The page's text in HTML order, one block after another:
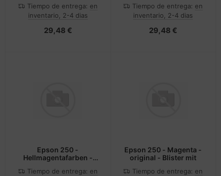
Tiempo de entrega: en
inventario, 2-4 dias
29,48 €
Tiempo de entrega: en
inventario, 2-4 dias
29,48 €
Epson 250 -
Hellmagentafarben -
Tiempo de entrega: en
Epson 250 - Magenta -
original - Blister mit
Tiempo de entrega: en